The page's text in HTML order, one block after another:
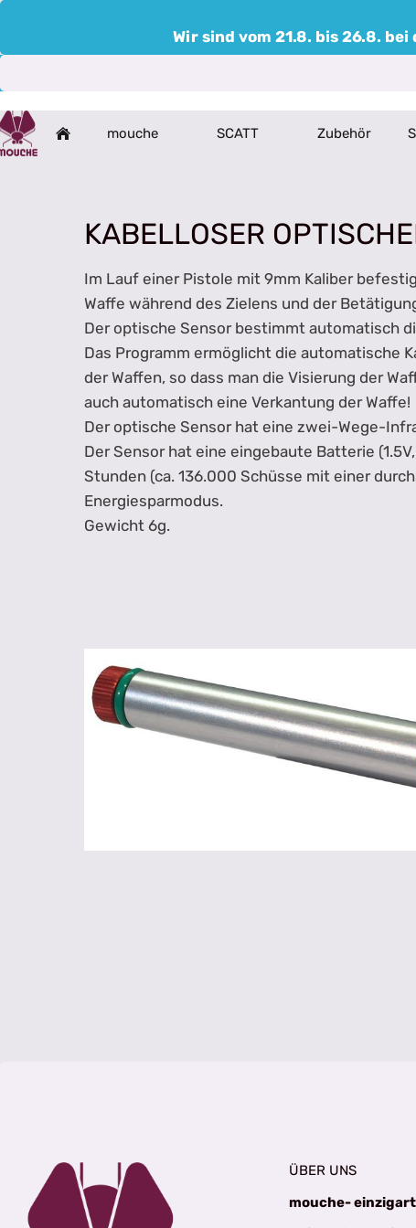
Wir sind vom 21.8. bis 26.8.
mouche SCATT Zubehör
KABELLOSER
Im Lauf einer Pistole mit 9mm Kaliber
Waffe während des Zielens und der
Der optische Sensor bestimmt automatisch
Das Programm ermöglicht die automatische
der Waffen, so dass man die Visierung der
auch automatisch eine Verkantung der Waffe!
Der optische Sensor hat eine zwei-Wege-
Der Sensor hat eine eingebaute Batterie
Stunden (ca. 136.000 Schüsse mit einer
Energiesparmodus.
Gewicht 6g.
ÜBER UNS
mouche-